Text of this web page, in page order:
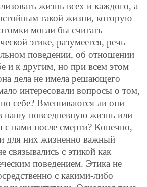
жизнь всех и каждого, а
такой жизни, которую
могли бы считать
этике, разумеется, речь
поведении, об отношении
и к другим, но при всем этом
дела не имела решающего
интересовали вопросы о том,
себе? Вмешиваются ли они
нашу повседневную жизнь или
с нами после смерти? Конечно,
для них жизненно важный
связывались с этикой как
поведением. Этика не
с какими-либо